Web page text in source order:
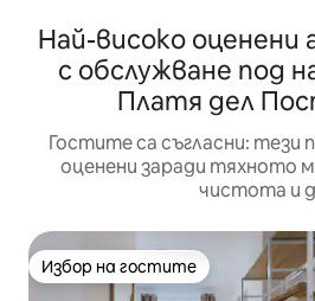
Най-високо
с обслужване под
Платя дел
Гостите са съгласни: тези
оценени заради тяхното
чистота и
Избор на гостите
Избор на гостите